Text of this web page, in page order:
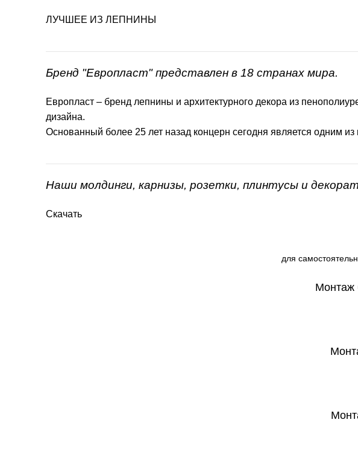
ЛУЧШЕЕ ИЗ ЛЕПНИНЫ
Бренд "Европласт" представлен в 18 странах мира.
Европласт – бренд лепнины и архитектурного декора из
дизайна.
Основанный более 25 лет назад концерн сегодня является одним
Наши молдинги, карнизы, розетки, плинтусы и
Скачать
для
Монтаж